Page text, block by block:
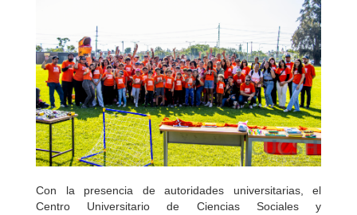
Con la presencia de autoridades universitarias, el
Centro Universitario de Ciencias Sociales y